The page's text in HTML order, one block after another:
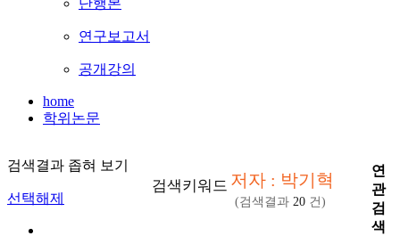
단행본
연구보고서
공개강의
home
학위논문
검색결과 좁혀 보기
선택해제
검색키워드 저자 : 박기혁
(검색결과 20 건)
연
관
검
색